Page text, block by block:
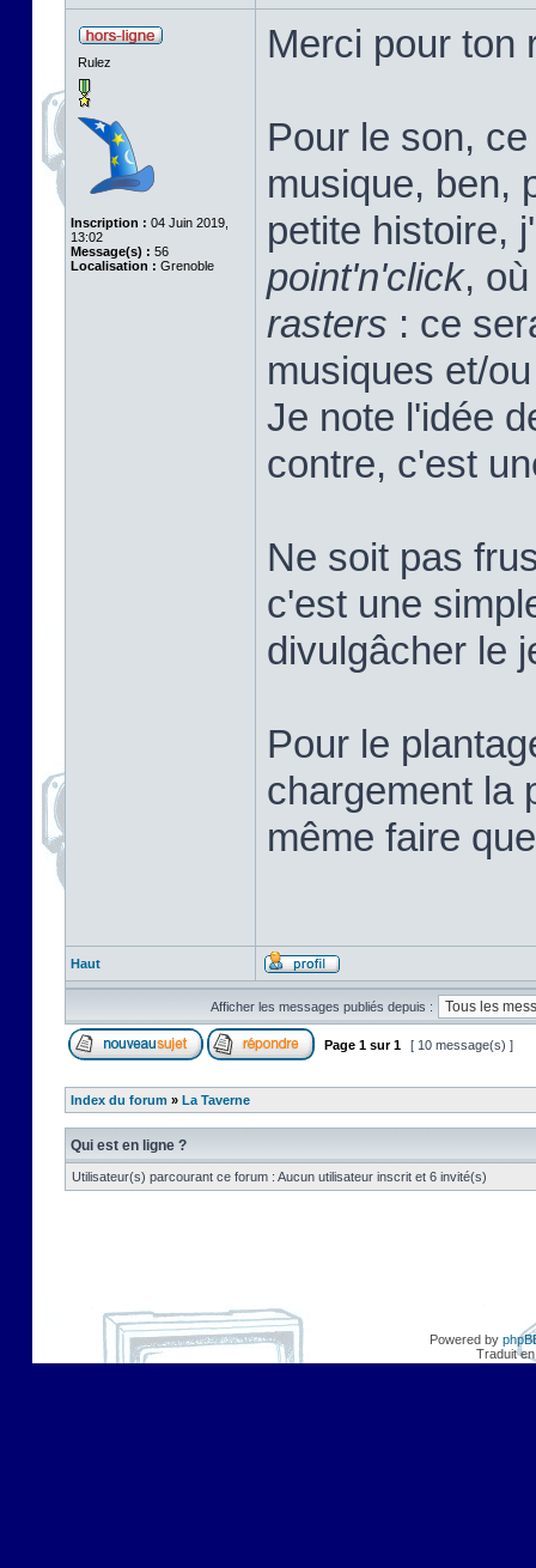
Rulez
Inscription : 04 Juin 2019,
13:02
Message(s) : 56
Localisation : Grenoble
Merci pour ton
Pour le son,
musique, ben,
petite histoire,
point'n'click,
rasters : ce
musiques et/
Je note l'idée
contre, c'est
Ne soit pas
c'est une
divulgâcher le
Pour le
chargement la
même faire
Haut
Afficher les messages publiés depuis :
Page 1 sur1 [ 10 message(s) ]
Index du forum » La Taverne
Qui est en ligne ?
Utilisateur(s) parcourant ce forum : Aucun utilisateur inscrit et 6 invité(s)
Powered by
Traduit